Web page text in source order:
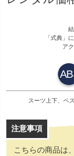
「式典」
ア
AB
スーツ上下、ベ
こちらの商品は